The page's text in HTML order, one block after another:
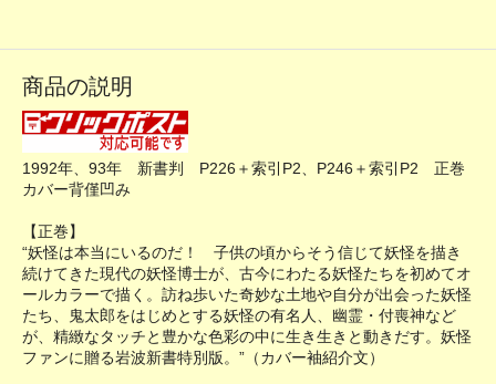
商品の説明
1992年、93年 新書判 P226＋索引P2、P246＋索引P2 正巻
カバー背僅凹み
【正巻】
“妖怪は本当にいるのだ！ 子供の頃からそう信じて妖怪を描き
続けてきた現代の妖怪博士が、古今にわたる妖怪たちを初めてオ
ールカラーで描く。訪ね歩いた奇妙な土地や自分が出会った妖怪
たち、鬼太郎をはじめとする妖怪の有名人、幽霊・付喪神など
が、精緻なタッチと豊かな色彩の中に生き生きと動きだす。妖怪
ファンに贈る岩波新書特別版。”（カバー袖紹介文）